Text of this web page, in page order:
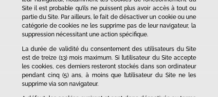
Site il est probable qu’ils ne puissent plus avoir accès à tout ou
partie du Site. Par ailleurs, le fait de désactiver un cookie ou une
catégorie de cookies ne les supprime pas de leur navigateur, la
suppression nécessitant une action spécifique.
La durée de validité du consentement des utilisateurs du Site
est de treize (13) mois maximum. Si l’utilisateur du Site accepte
les cookies, ces derniers resteront stockés dans son ordinateur
pendant cinq (5) ans, à moins que l’utilisateur du Site ne les
supprime via son navigateur.